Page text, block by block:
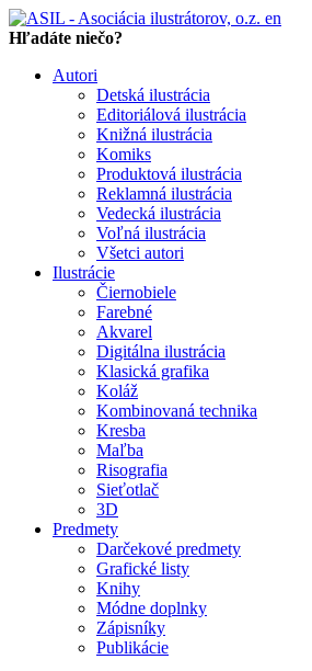
en
Hľadáte niečo?
Autori
Detská ilustrácia
Editoriálová ilustrácia
Knižná ilustrácia
Komiks
Produktová ilustrácia
Reklamná ilustrácia
Vedecká ilustrácia
Voľná ilustrácia
Všetci autori
Ilustrácie
Čiernobiele
Farebné
Akvarel
Digitálna ilustrácia
Klasická grafika
Koláž
Kombinovaná technika
Kresba
Maľba
Risografia
Sieťotlač
3D
Predmety
Darčekové predmety
Grafické listy
Knihy
Módne doplnky
Zápisníky
Publikácie